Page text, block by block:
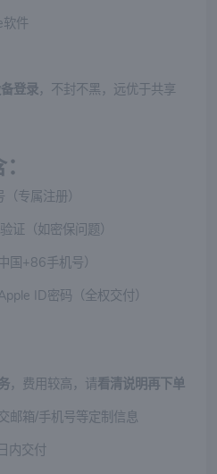
件
登录，不封不黑，远优于共享
专属注册）
证（如密保问题）
国+86手机号）
ID密码（全权交付）
，费用较高，请看清说明再下单
邮箱/手机号等定制信息
内交付